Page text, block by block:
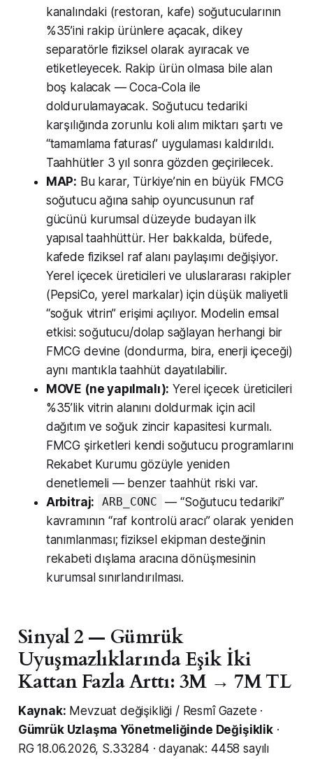
kanalındaki (restoran, kafe) soğutucularının
%35’ini rakip ürünlere açacak, dikey
separatörle fiziksel olarak ayıracak ve
etiketleyecek. Rakip ürün olmasa bile alan
boş kalacak — Coca-Cola ile
doldurulamayacak. Soğutucu tedariki
karşılığında zorunlu koli alım miktarı şartı ve
“tamamlama faturası” uygulaması kaldırıldı.
Taahhütler 3 yıl sonra gözden geçirilecek.
MAP: Bu karar, Türkiye’nin en büyük FMCG
soğutucu ağına sahip oyuncusunun raf
gücünü kurumsal düzeyde budayan ilk
yapısal taahhüttür. Her bakkalda, büfede,
kafede fiziksel raf alanı paylaşımı değişiyor.
Yerel içecek üreticileri ve uluslararası rakipler
(PepsiCo, yerel markalar) için düşük maliyetli
“soğuk vitrin” erişimi açılıyor. Modelin emsal
etkisi: soğutucu/dolap sağlayan herhangi bir
FMCG devine (dondurma, bira, enerji içeceği)
aynı mantıkla taahhüt dayatılabilir.
MOVE (ne yapılmalı): Yerel içecek üreticileri
%35’lik vitrin alanını doldurmak için acil
dağıtım ve soğuk zincir kapasitesi kurmalı.
FMCG şirketleri kendi soğutucu programlarını
Rekabet Kurumu gözüyle yeniden
denetlemeli — benzer taahhüt riski var.
Arbitraj:
ARB_CONC
— “Soğutucu tedariki”
kavramının “raf kontrolü aracı” olarak yeniden
tanımlanması; fiziksel ekipman desteğinin
rekabeti dışlama aracına dönüşmesinin
kurumsal sınırlandırılması.
Sinyal 2 — Gümrük
Uyuşmazlıklarında Eşik İki
Kattan Fazla Arttı: 3M → 7M TL
Kaynak: Mevzuat değişikliği / Resmî Gazete ·
Gümrük Uzlaşma Yönetmeliğinde Değişiklik·
RG 18.06.2026, S.33284 · dayanak: 4458 sayılı